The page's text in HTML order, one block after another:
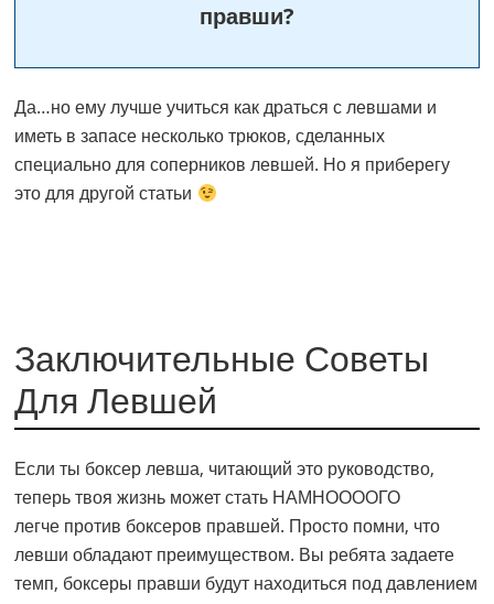
правши?
Да…но ему лучше учиться как драться с левшами и
иметь в запасе несколько трюков, сделанных
специально для соперников левшей. Но я приберегу
это для другой статьи
Заключительные Советы
Для Левшей
Если ты боксер левша, читающий это руководство,
теперь твоя жизнь может стать НАМНООООГО
легче против боксеров правшей. Просто помни, что
левши обладают преимуществом. Вы ребята задаете
темп, боксеры правши будут находиться под давлением